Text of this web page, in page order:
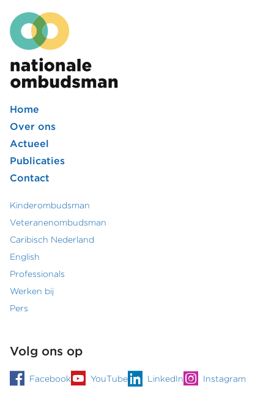
Footer
hoofdmenu
Home
Over ons
Actueel
Publicaties
Contact
Footer
secundair
menu
Kinderombudsman
Veteranenombudsman
Caribisch Nederland
English
Professionals
Werken bij
Pers
Volg ons op
Facebook YouTube LinkedIn Instagram